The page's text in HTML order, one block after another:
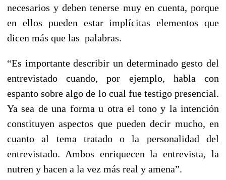
necesarios y deben tenerse muy en cuenta, porque
en ellos pueden estar implícitas elementos que
dicen más que las palabras.
“Es importante describir un determinado gesto del
entrevistado cuando, por ejemplo, habla con
espanto sobre algo de lo cual fue testigo presencial.
Ya sea de una forma u otra el tono y la intención
constituyen aspectos que pueden decir mucho, en
cuanto al tema tratado o la personalidad del
entrevistado. Ambos enriquecen la entrevista, la
nutren y hacen a la vez más real y amena”.